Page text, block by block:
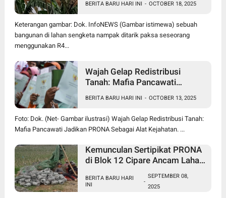
Pancawati Bogor, Kasusnya
Jadi Sorotan Publik
BERITA BARU HARI INI - OCTOBER 18, 2025
Keterangan gambar: Dok. InfoNEWS (Gambar istimewa) sebuah
bangunan di lahan sengketa nampak ditarik paksa seseorang
menggunakan R4...
Wajah Gelap Redistribusi
Tanah: Mafia Pancawati
Kejahatan
BERITA BARU HARI INI - OCTOBER 13, 2025
Foto: Dok. (Net- Gambar ilustrasi) Wajah Gelap Redistribusi Tanah:
Mafia Pancawati Jadikan PRONA Sebagai Alat Kejahatan. ...
Kemunculan Sertipikat PRONA
di Blok 12 Cipare Ancam Lahan
Cacat Hukum
BERITA BARU HARI
INI
-
SEPTEMBER 08,
2025